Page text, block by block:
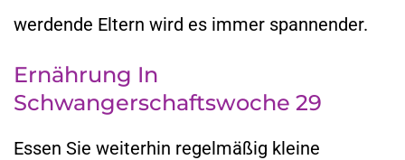
werdende Eltern wird es immer spannender.
Ernährung In
Schwangerschaftswoche 29
Essen Sie weiterhin regelmäßig kleine